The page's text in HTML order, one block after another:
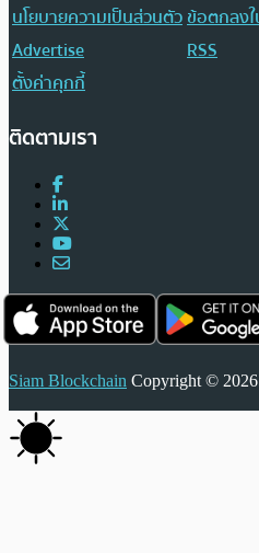
นโยบายความเป็นส่วนตัวข้อตกลง
Advertise
RSS
ตั้งค่าคุกกี้
ติดตามเรา
Siam Blockchain Copyright ©